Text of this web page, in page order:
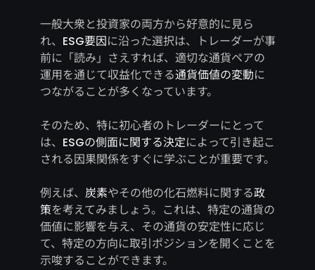
一般大衆と投資家の両方から好意的に見ら
れ、 ESG要因に沿った選択は、トレーダーが事
前に「読み」さえすれば、適切な通貨ペアの
運用を通じて収益化できる通貨価値の変動に
つながることが多くなっています。
そのため、特に初心者のトレーダーにとって
は、 ESGの側面に関する決定によって引き起こ
される因果関係をすぐに学ぶことが重要です。
例えば、 炭素やその他の化石燃料に関する政
策を考えてみましょう。これは、特定の通貨の
価値に影響を与え、その通貨の安定性に応じ
て、特定の方向に取引ポジションを開くことを
示唆することができます。